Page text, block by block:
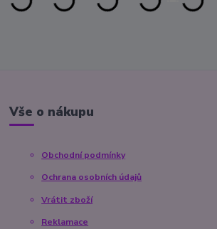
Vše o nákupu
Obchodní podmínky
Ochrana osobních údajů
Vrátit zboží
Reklamace